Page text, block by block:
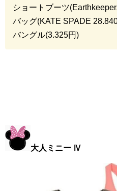
ショートブーツ(
バッグ(KATE SPADE
バングル(3.325円)
大人ミニー Ⅳ